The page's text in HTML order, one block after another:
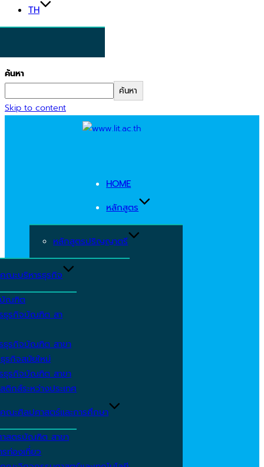
TH
ค้นหา
ค้นหา
Skip to content
HOME
หลักสูตร
หลักสูตรปริญญาตรี
คณะบริหารธุรกิจ
ณฑิต
ธุรกิจบัณฑิต สา
ธุรกิจบัณฑิต สาขา
รกิจสมัยใหม่
ธุรกิจบัณฑิต สาขา
ติกส์ระหว่างประเทศ
คณะศิลปศาสตร์และการศึกษา
สตรบัณฑิต สาขา
ท่องเที่ยว